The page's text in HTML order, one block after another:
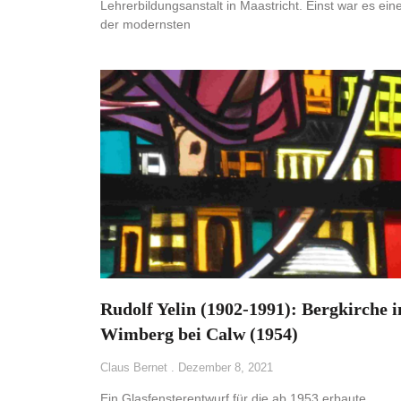
Lehrerbildungsanstalt in Maastricht. Einst war es
der modernsten
Rudolf Yelin (1902-1991): Bergkirche
Wimberg bei Calw (1954)
Claus Bernet Dezember 8, 2021
Ein Glasfensterentwurf für die ab 1953 erbaute